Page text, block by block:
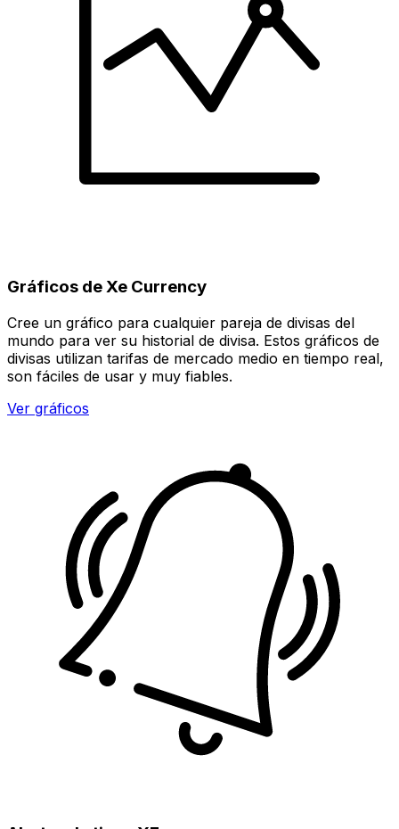
Gráficos de Xe Currency
Cree un gráfico para cualquier pareja de divisas del
mundo para ver su historial de divisa. Estos gráficos de
divisas utilizan tarifas de mercado medio en tiempo real,
son fáciles de usar y muy fiables.
Ver gráficos